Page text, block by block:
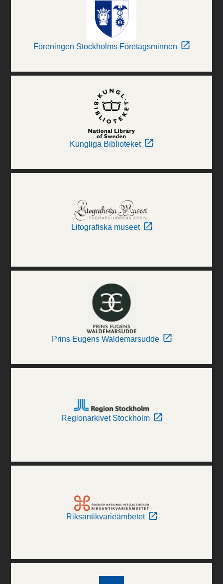
Föreningen Stockholms Företagsminnen
Kungliga Biblioteket
Litografiska museet
Prins Eugens Waldemarsudde
Regionarkivet Stockholm
Riksantikvarieämbetet